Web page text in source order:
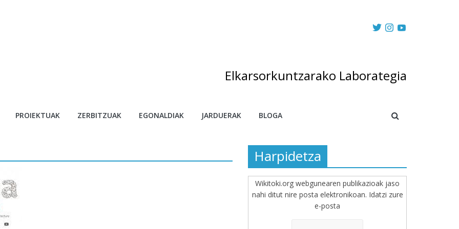
Elkarsorkuntzarako Laborategia
PROIEKTUAK ZERBITZUAK EGONALDIAK JARDUERAK BLOGA
Harpidetza
Wikitoki.org webgunearen publikazioak jaso
nahi ditut nire posta elektronikoan. Idatzi zure
e-posta